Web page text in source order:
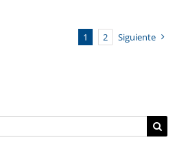
1 2 Siguiente